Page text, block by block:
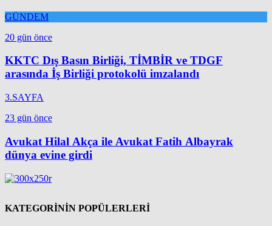
GÜNDEM
20 gün önce
KKTC Dış Basın Birliği, TİMBİR ve TDGF
arasında İş Birliği protokolü imzalandı
3.SAYFA
23 gün önce
Avukat Hilal Akça ile Avukat Fatih Albayrak
dünya evine girdi
KATEGORİNİN POPÜLERLERİ